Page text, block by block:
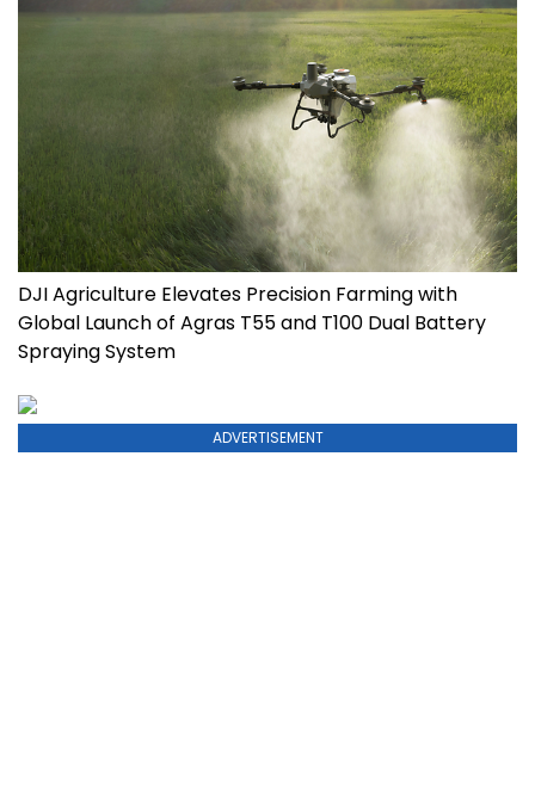
DJI Agriculture Elevates Precision Farming with
Global Launch of Agras T55 and T100 Dual Battery
Spraying System
ADVERTISEMENT